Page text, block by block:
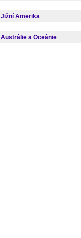
Jižní Amerika
Austrálie a Oceánie